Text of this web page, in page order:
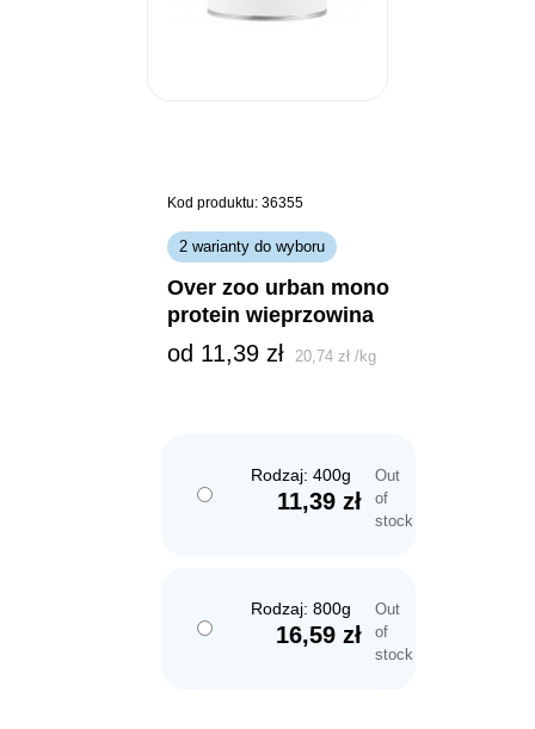
Kod produktu: 36355
2 warianty do wyboru
over zoo urban mono
protein wieprzowina
od 11,39 zł 20,74zł /kg
Rodzaj: 400g
11,39zł
Out
of
stock
Rodzaj: 800g
16,59zł
Out
of
stock